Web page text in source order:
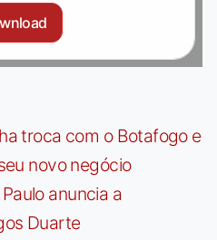
troca com o Botafogo e
novo negócio
Paulo anuncia a
Duarte